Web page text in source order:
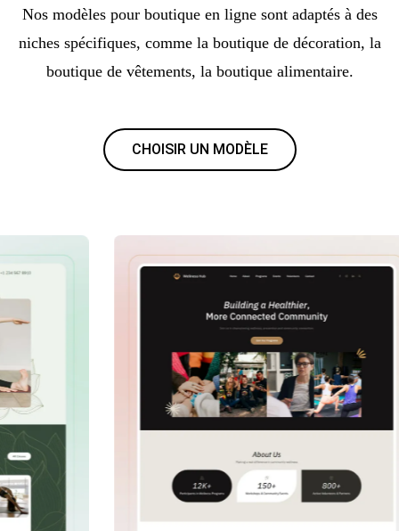
Nos modèles pour boutique en ligne sont adaptés à des
niches spécifiques, comme la boutique de décoration, la
boutique de vêtements, la boutique alimentaire.
CHOISIR UN MODÈLE